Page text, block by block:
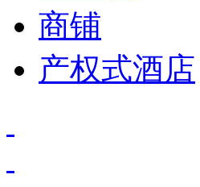
商铺
产权式酒店